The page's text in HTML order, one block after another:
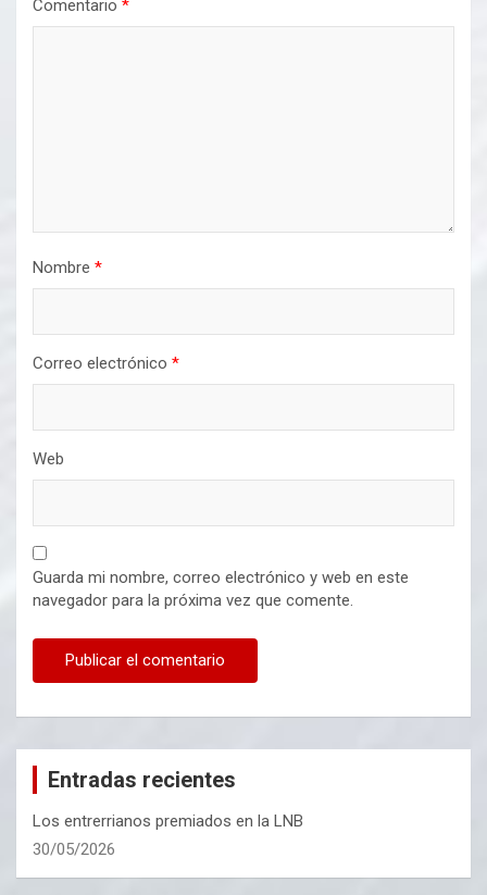
Comentario *
Nombre *
Correo electrónico *
Web
Guarda mi nombre, correo electrónico y web en este
navegador para la próxima vez que comente.
Entradas recientes
Los entrerrianos premiados en la LNB
30/05/2026